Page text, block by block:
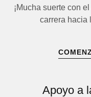
¡Mucha suerte con
carrera hacia
Apoyo a